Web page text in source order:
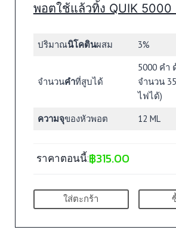
พอตใช้แล้วทิ้ง QUIK 5000
ปริมาณนิโคตินผสม 3%
จำนวนคำที่สูบได้
5000 คำ
จำนวน
ไฟได้)
ความจุของหัวพอต 12 ML
ราคาตอนนี้:฿315.00
ใส่ตะกร้า